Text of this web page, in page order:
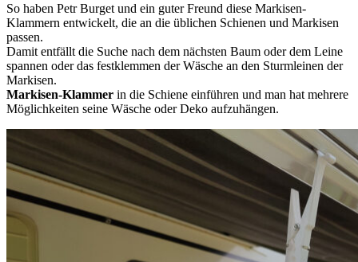
So haben Petr Burget und ein guter Freund diese Markisen-
Klammern entwickelt, die an die üblichen Schienen und Markisen
passen.
Damit entfällt die Suche nach dem nächsten Baum oder dem Leine
spannen oder das festklemmen der Wäsche an den Sturmleinen der
Markisen.
Markisen-Klammer in die Schiene einführen und man hat mehrere
Möglichkeiten seine Wäsche oder Deko aufzuhängen.